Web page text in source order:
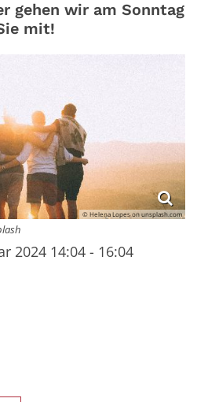
gehen wir am Sonntag
mit!
© Helena Lopes on unsplash.com
2024 14:04 - 16:04